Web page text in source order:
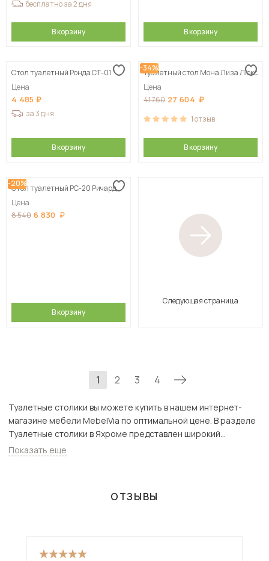
бесплатно за 2 дня
В корзину В корзину
Стол туалетный Ронда СТ-01
Цена
4 485
за 3 дня
В корзину
-34%
Туалетный стол Мона Лиза Люкс
Цена
41 760 27 604
1отзыв
В корзину
-20%
Стол туалетный РС-20 Ричард
Цена
8 540 6 830
В корзину
Следующая страница
1 2 3 4
Туалетные столики вы можете купить в нашем интернет-
магазине мебели MebelVia по оптимальной цене. В разделе
Туалетные столики в Яхроме представлен широкий
ассортимент товаров с доставкой в Москве и Подмосковью,
включая Яхрома. Всего товаров в категории «Туалетные
Показать еще
ОТЗЫВЫ